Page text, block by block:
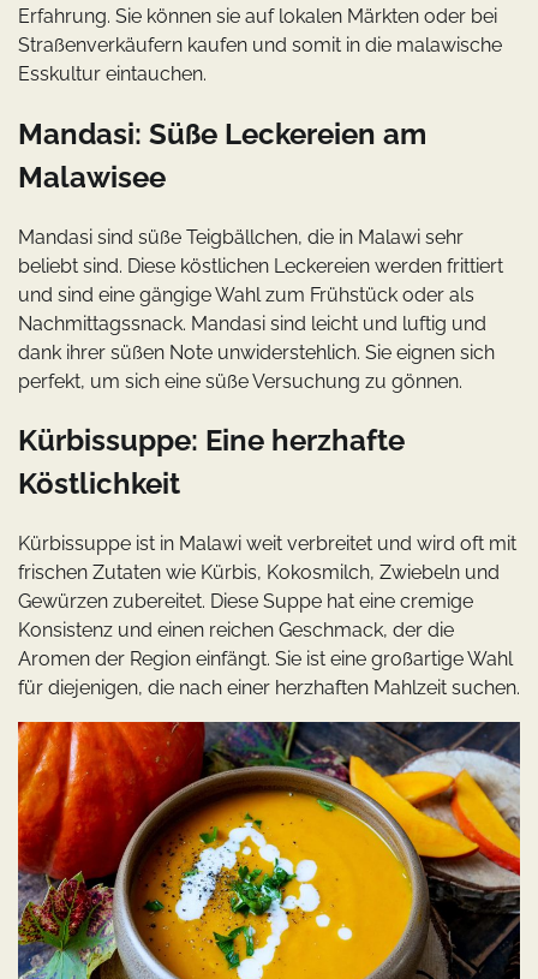
Erfahrung. Sie können sie auf lokalen Märkten oder bei
Straßenverkäufern kaufen und somit in die malawische
Esskultur eintauchen.
Mandasi: Süße Leckereien am
Malawisee
Mandasi sind süße Teigbällchen, die in Malawi sehr
beliebt sind. Diese köstlichen Leckereien werden frittiert
und sind eine gängige Wahl zum Frühstück oder als
Nachmittagssnack. Mandasi sind leicht und luftig und
dank ihrer süßen Note unwiderstehlich. Sie eignen sich
perfekt, um sich eine süße Versuchung zu gönnen.
Kürbissuppe: Eine herzhafte
Köstlichkeit
Kürbissuppe ist in Malawi weit verbreitet und wird oft mit
frischen Zutaten wie Kürbis, Kokosmilch, Zwiebeln und
Gewürzen zubereitet. Diese Suppe hat eine cremige
Konsistenz und einen reichen Geschmack, der die
Aromen der Region einfängt. Sie ist eine großartige Wahl
für diejenigen, die nach einer herzhaften Mahlzeit suchen.